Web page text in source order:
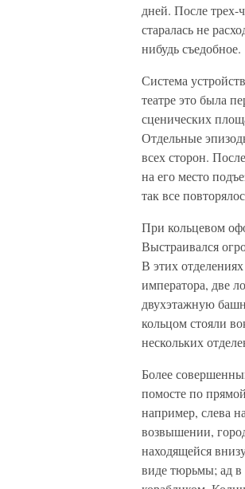
дней. После трех-
старалась не
нибудь съедобное.
Система
театре это была
сценических
Отдельные
всех сторон.
на его место
так все
При кольцевом
Выстраивался
В этих
императора, две
двухэтажную
кольцом стояли
нескольких
Более
помосте по
например, слева
возвышении,
находящейся
виде тюрьмы; ад в